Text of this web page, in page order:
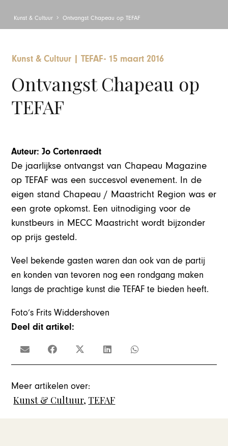
Kunst & Cultuur Ontvangst Chapeau op TEFAF
Kunst & Cultuur TEFAF- 15 maart 2016
Ontvangst Chapeau op
TEFAF
Auteur: Jo Cortenraedt
De jaarlijkse ontvangst van Chapeau Magazine
op TEFAF was een succesvol evenement. In de
eigen stand Chapeau / Maastricht Region was er
een grote opkomst. Een uitnodiging voor de
kunstbeurs in MECC Maastricht wordt bijzonder
op prijs gesteld.
Veel bekende gasten waren dan ook van de partij
en konden van tevoren nog een rondgang maken
langs de prachtige kunst die TEFAF te bieden heeft.
Foto’s Frits Widdershoven
Deel dit artikel:
Meer artikelen over:
Kunst & Cultuur, TEFAF